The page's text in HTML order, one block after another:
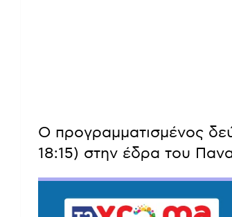
Ο προγραμματισμένος
18:15) στην έδρα του